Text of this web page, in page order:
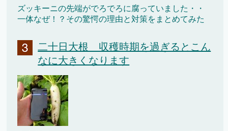
ズッキーニの先端がでろでろに腐っていました・・
一体なぜ！？その驚愕の理由と対策をまとめてみた
二十日大根 収穫時期を過ぎるとこん
なに大きくなります